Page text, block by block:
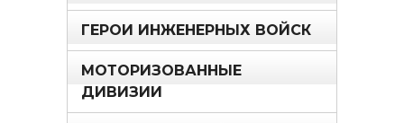
ГЕРОИ ИНЖЕНЕРНЫХ ВОЙСК
МОТОРИЗОВАННЫЕ
ДИВИЗИИ